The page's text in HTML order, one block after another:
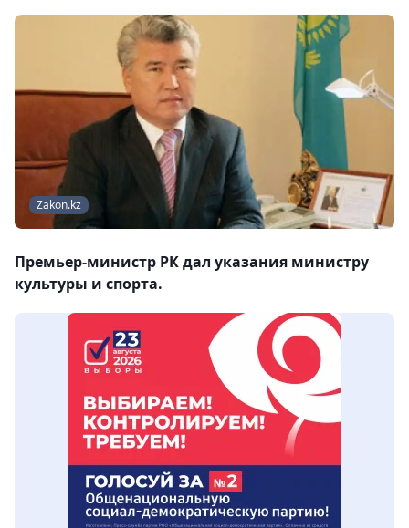
Zakon.kz
Премьер-министр РК дал указания министру
культуры и спорта.